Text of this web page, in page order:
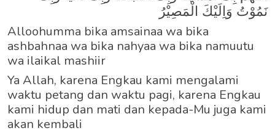
نَمُوْتُ وَاِلَيْكَ الْمَصِيْرُ
Alloohumma bika amsainaa wa bika
ashbahnaa wa bika nahyaa wa bika namuutu
wa ilaikal mashiir
Ya Allah, karena Engkau kami mengalami
waktu petang dan waktu pagi, karena Engkau
kami hidup dan mati dan kepada-Mu juga kami
akan kembali